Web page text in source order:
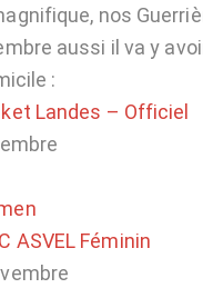
nos
aussi il va y
:
Landes – Officiel
ASVEL Féminin